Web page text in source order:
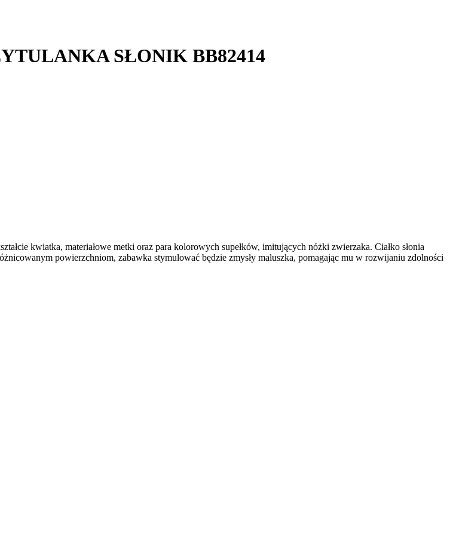
SŁONIK BB82414
kwiatka, materiałowe metki oraz para kolorowych supełków, imitujących nóżki zwierzaka. Ciałko słonia
powierzchniom, zabawka stymulować będzie zmysły maluszka, pomagając mu w rozwijaniu zdolności